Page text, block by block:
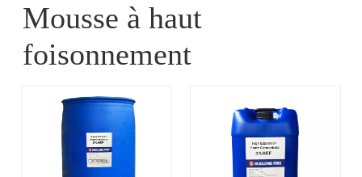
Mousse à haut
foisonnement